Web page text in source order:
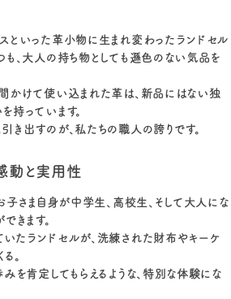
といった革小物に生まれ変わったランドセル
も、大人の持ち物としても遜色のない気品を
かけて使い込まれた革は、新品にはない独
持っています。
き出すのが、私たちの職人の誇りです。
動と実用性
子さま自身が中学生、高校生、そして大人にな
きます。
たランドセルが、洗練された財布やキーケ
。
を肯定してもらえるような、特別な体験にな